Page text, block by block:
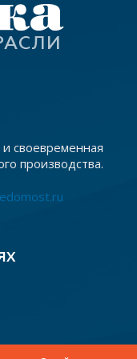
своевременная
производства.